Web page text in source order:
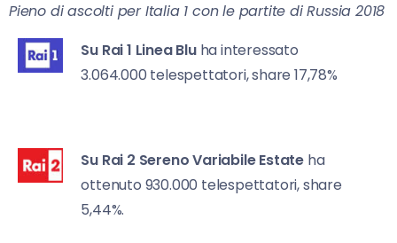
Pieno di ascolti per Italia 1 con le partite di Russia 2018
Su Rai 1 Linea Blu ha interessato
3.064.000 telespettatori, share 17,78%
Su Rai 2 Sereno Variabile Estate ha
ottenuto 930.000 telespettatori, share
5,44%.